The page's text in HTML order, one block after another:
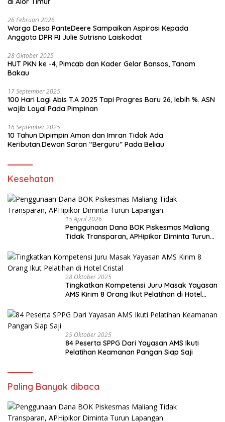
26 Februari 2026
Warga Desa PanteDeere Sampaikan Aspirasi Kepada
Anggota DPR RI Julie Sutrisno Laiskodat
28 Oktober 2025
HUT PKN ke -4, Pimcab dan Kader Gelar Bansos, Tanam
Bakau
17 September 2025
100 Hari Lagi Abis T.A 2025 Tapi Progres Baru 26, lebih %. ASN
wajib Loyal Pada Pimpinan
16 September 2025
10 Tahun Dipimpin Amon dan Imran Tidak Ada
Keributan.Dewan Saran “Berguru” Pada Beliau
Kesehatan
15 April 2026
Penggunaan Dana BOK Piskesmas Maliang
Tidak Transparan, APHipikor Diminta Turun
28 Oktober 2025
Tingkatkan Kompetensi Juru Masak Yayasan
AMS Kirim 8 Orang Ikut Pelatihan di Hotel
25 Oktober 2025
84 Peserta SPPG Dari Yayasan AMS Ikuti
Pelatihan Keamanan Pangan Siap Saji
Paling Banyak dibaca